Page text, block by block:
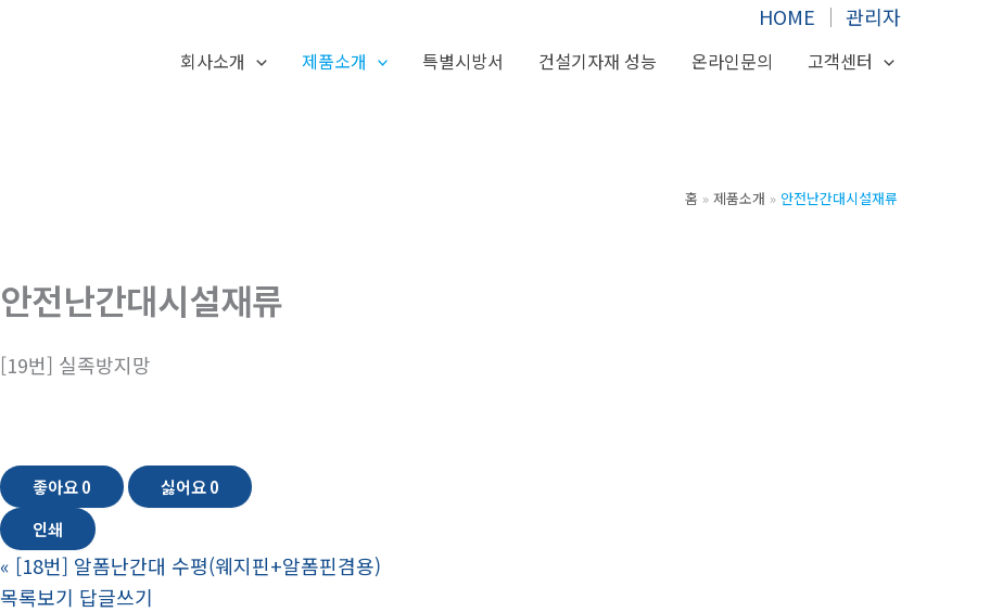
HOME │ 관리자
회사소개 제품소개 특별시방서 건설기자재 성능 온라인문의 고객센터
홈 제품소개 안전난간대시설재류
안전난간대시설재류
[19번] 실족방지망
좋아요0 싫어요0
인쇄
« [18번] 알폼난간대 수평(웨지핀+알폼핀겸용)
목록보기 답글쓰기